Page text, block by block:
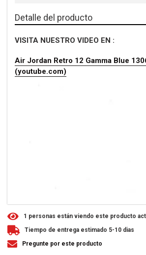
Detalle del producto
VISITA NUESTRO VIDEO EN :
Air Jordan Retro 12 Gamma Blue
(youtube.com)
1 personas están viendo este producto
Tiempo de entrega estimado 5-10 dias
Pregunte por este producto